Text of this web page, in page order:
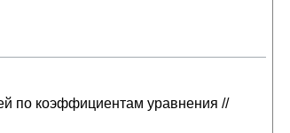
по коэффициентам уравнения //